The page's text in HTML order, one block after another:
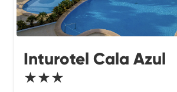
Inturotel Cala Azul
★★★